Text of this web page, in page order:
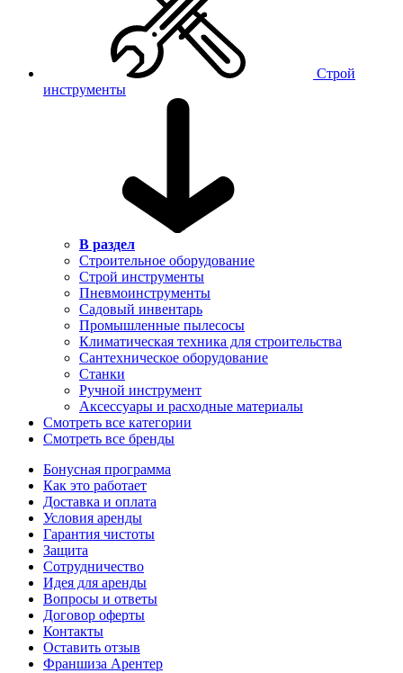
Строй
инструменты
В раздел
Строительное оборудование
Строй инструменты
Пневмоинструменты
Садовый инвентарь
Промышленные пылесосы
Климатическая техника для строительства
Сантехническое оборудование
Станки
Ручной инструмент
Аксессуары и расходные материалы
Смотреть все категории
Смотреть все бренды
Бонусная программа
Как это работает
Доставка и оплата
Условия аренды
Гарантия чистоты
Защита
Сотрудничество
Идея для аренды
Вопросы и ответы
Договор оферты
Контакты
Оставить отзыв
Франшиза Арентер